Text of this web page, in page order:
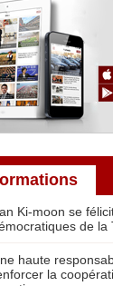
Ki-moon se
de la
haute
la